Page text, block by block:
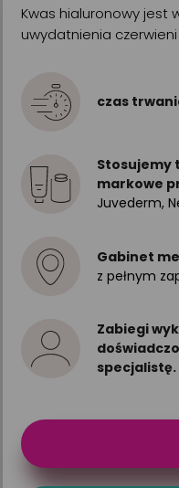
Kwas hialuronowy jest
uwydatnienia
czas
Stosujemy
markowe
Juvederm,
Gabinet
z pełnym
Zabiegi
specjalistę.